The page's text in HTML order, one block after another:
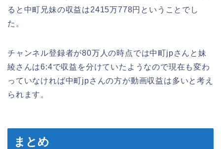
ると中町兄妹の収益は2415万778円ということでし
た。
チャンネル登録者が80万人の時点では中町jpさんと妹
綾さんは6:4で収益を分けていたようなので現在も変わ
っていなければ中町jpさんの方が動画収益は多いと考え
られます。
まとめ